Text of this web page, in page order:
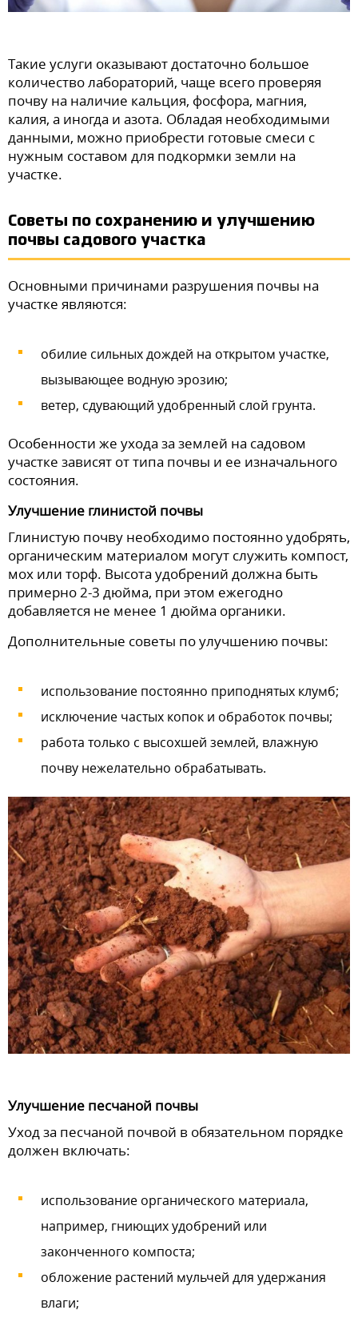
Такие услуги оказывают достаточно большое
количество лабораторий, чаще всего проверяя
почву на наличие кальция, фосфора, магния,
калия, а иногда и азота. Обладая необходимыми
данными, можно приобрести готовые смеси с
нужным составом для подкормки земли на
участке.
Советы по сохранению и улучшению
почвы садового участка
Основными причинами разрушения почвы на
участке являются:
обилие сильных дождей на открытом участке,
вызывающее водную эрозию;
ветер, сдувающий удобренный слой грунта.
Особенности же ухода за землей на садовом
участке зависят от типа почвы и ее изначального
состояния.
Улучшение глинистой почвы
Глинистую почву необходимо постоянно удобрять,
органическим материалом могут служить компост,
мох или торф. Высота удобрений должна быть
примерно 2-3 дюйма, при этом ежегодно
добавляется не менее 1 дюйма органики.
Дополнительные советы по улучшению почвы:
использование постоянно приподнятых клумб;
исключение частых копок и обработок почвы;
работа только с высохшей землей, влажную
почву нежелательно обрабатывать.
Улучшение песчаной почвы
Уход за песчаной почвой в обязательном порядке
должен включать:
использование органического материала,
например, гниющих удобрений или
законченного компоста;
обложение растений мульчей для удержания
влаги;